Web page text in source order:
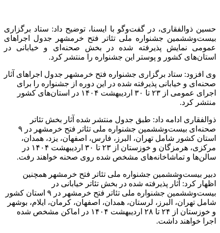
حسین ذوالفقاری، در گفت‌وگو با ایسنا، توضیح داد: ستاد برگزاری
بیست‌وششمین جشنواره ملی تئاتر فتح خرمشهر جدول اجراهای
عمومی نمایش پذیرفته شده در بخش صحنه‌ای و خیابانی در
استان‌های کشور و پوستر این جشنواره را منتشر کرد.
وی افزود: ستاد برگزاری جشنواره فتح خرمشهر جدول اجراهای آثار
صحنه‌ای و خیابانی پذیرفته شده در این دوره از جشنواره را برای
اجرای عمومی از ۲۳ تا ۳۰ اردیبهشت ۱۴۰۴ در استان‌های کشور
منتشر کرد.
ذوالفقاری ادامه داد: طبق جدول منتشر شده آثار بخش تئاتر
صحنه‌ای بیست‌وششمین جشنواره ملی تئاتر فتح خرمشهر در ۹
استان کشور شامل تهران، البرز، فارس، اصفهان، یزد، همدان،
مرکزی، هرمزگان و خوزستان از ۲۳ تا ۳۰ اردیبهشت ۱۴۰۴ در
سالن‌ها و تماشاخانه‌های مشخص شده روی صحنه خواهند رفت.
دبیر بیست‌وششمین جشنواره ملی تئاتر فتح خرمشهر همچنین
اظهار کرد: آثار پذیرفته شده در بخش تئاتر خیابانی در
بیست‌وششمین جشنواره ملی تئاتر فتح خرمشهر در ۹ استان کشور
شامل تهران، البرز، لرستان، همدان، اصفهان، کرمان، ایلام، بوشهر
و خوزستان از ۲۴ تا ۲۸ اردیبهشت ۱۴۰۴ در اماکن مشخص شده
اجرا خواهند داشت.